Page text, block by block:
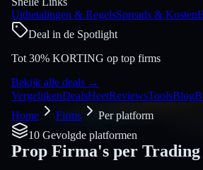
Uitbetalingen & RegelsSpreads & Kosten
Deal in de Spotlight
Tot 30% KORTING op top firms
Bekijk alle deals →
VergelijkenDealsHeetReviewsToolsBlog
Home
Firms
Per platform
10 Gevolgde platformen
Prop Firma's per